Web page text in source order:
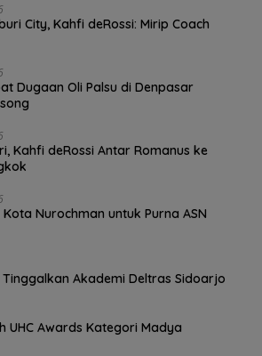
City, Kahfi deRossi: Mirip Coach
Dugaan Oli Palsu di Denpasar
Kahfi deRossi Antar Romanus ke
Nurochman untuk Purna ASN
Tinggalkan Akademi Deltras Sidoarjo
UHC Awards Kategori Madya